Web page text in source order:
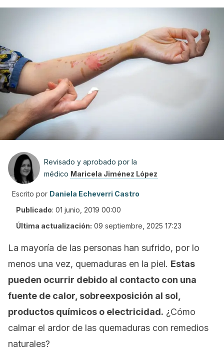
Revisado y aprobado por la
médico Maricela Jiménez López
Escrito por Daniela Echeverri Castro
Publicado: 01 junio, 2019 00:00
Última actualización: 09 septiembre, 2025 17:23
La mayoría de las personas han sufrido, por lo
menos una vez, quemaduras en la piel. Estas
pueden ocurrir debido al contacto con una
fuente de calor, sobreexposición al sol,
productos químicos o electricidad. ¿Cómo
calmar el ardor de las quemaduras con remedios
naturales?